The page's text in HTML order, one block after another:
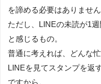
を諦める必要はありません
ただし、LINEの未読が1
と感じるもの。
普通に考えれば、どんな
LINEを見てスタンプを返